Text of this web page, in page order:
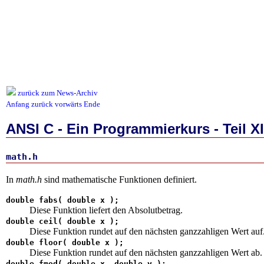
zurück zum News-Archiv
Anfang zurück vorwärts Ende
ANSI C - Ein Programmierkurs - Teil
math.h
In math.h sind mathematische Funktionen definiert.
double fabs( double x );
Diese Funktion liefert den Absolutbetrag.
double ceil( double x );
Diese Funktion rundet auf den nächsten ganzzahligen Wert
double floor( double x );
Diese Funktion rundet auf den nächsten ganzzahligen Wert ab.